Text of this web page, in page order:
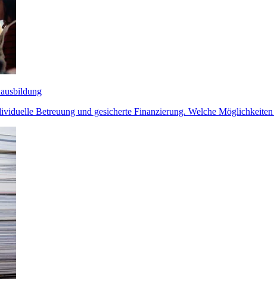
Betreuung und gesicherte Finanzierung. Welche Möglichkeiten